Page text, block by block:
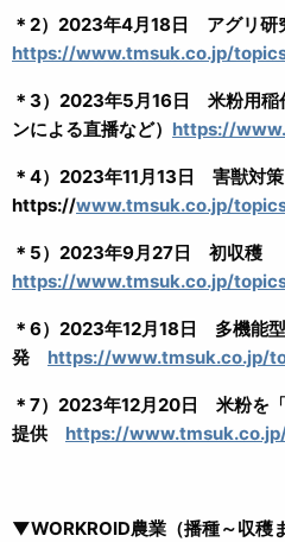
＊2）2023年4月18日 アグリ研
https://www.tmsuk.co.jp/
＊3）2023年5月16日 米粉用稲
ンによる直播など） https://
＊4）2023年11月13日 害獣対
https://www.tmsuk.co.jp/
＊5）2023年9月27日 初収穫
https://www.tmsuk.co.jp/
＊6）2023年12月18日 多機能
発 https://www.tmsuk.co.jp/
＊7）2023年12月20日 米粉を
提供 https://
▼WORKROID農業（播種～収穫